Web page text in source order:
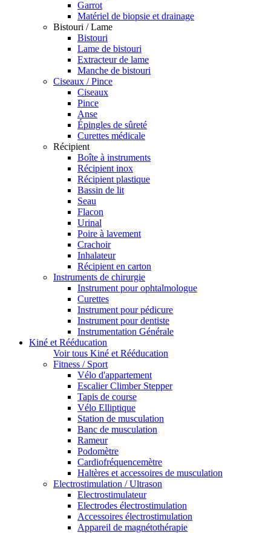
Garrot
Matériel de biopsie et drainage
Bistouri / Lame
Bistouri
Lame de bistouri
Extracteur de lame
Manche de bistouri
Ciseaux / Pince
Ciseaux
Pince
Anse
Épingles de sûreté
Curettes médicale
Récipient
Boîte à instruments
Récipient inox
Récipient plastique
Bassin de lit
Seau
Flacon
Urinal
Poire à lavement
Crachoir
Inhalateur
Récipient en carton
Instruments de chirurgie
Instrument pour ophtalmologue
Curettes
Instrument pour pédicure
Instrument pour dentiste
Instrumentation Générale
Kiné et Rééducation
Voir tous Kiné et Rééducation
Fitness / Sport
Vélo d'appartement
Escalier Climber Stepper
Tapis de course
Vélo Elliptique
Station de musculation
Banc de musculation
Rameur
Podomètre
Cardiofréquencemètre
Haltères et accessoires de musculation
Electrostimulation / Ultrason
Electrostimulateur
Electrodes électrostimulation
Accessoires électrostimulation
Appareil de magnétothérapie